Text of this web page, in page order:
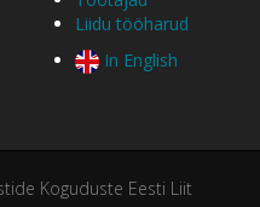
Liidu tööharud
In English
Koguduste Eesti Liit